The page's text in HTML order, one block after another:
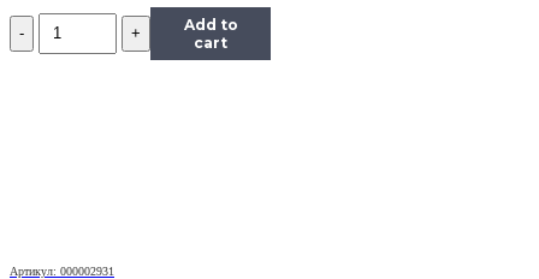
Количество
Тонер
Add to
cart
Артикул: 000002931